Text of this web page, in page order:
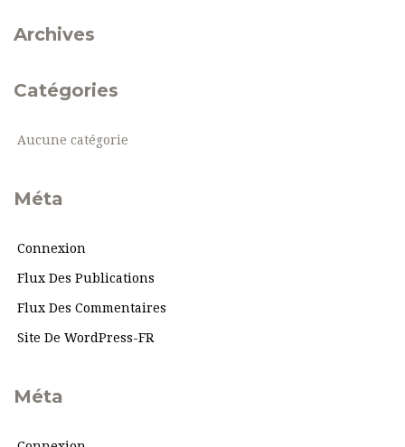
Archives
Catégories
Aucune catégorie
Méta
Connexion
Flux Des Publications
Flux Des Commentaires
Site De WordPress-FR
Méta